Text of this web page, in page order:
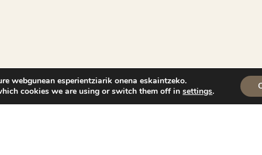
webgunean esperientziarik onena eskaintzeko.
cookies we are using or switch them off insettings.